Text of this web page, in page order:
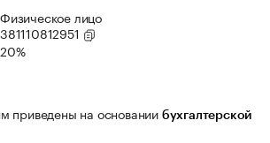
Физическое лицо
381110812951
20%
приведены на основании бухгалтерской